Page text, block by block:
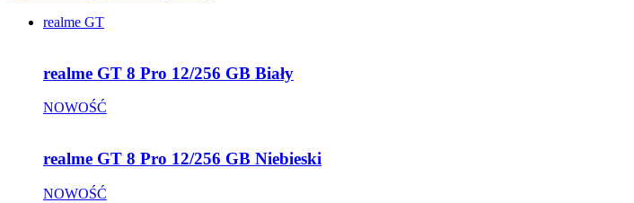
realme GT
realme GT 8 Pro 12/256 GB Biały
NOWOŚĆ
realme GT 8 Pro 12/256 GB Niebieski
NOWOŚĆ